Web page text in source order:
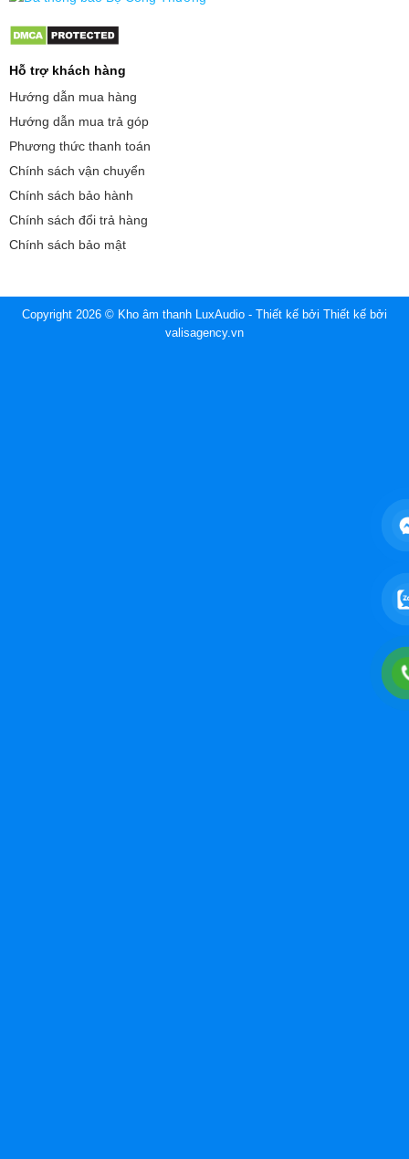
Hỗ trợ khách hàng
Hướng dẫn mua hàng
Hướng dẫn mua trả góp
Phương thức thanh toán
Chính sách vận chuyển
Chính sách bảo hành
Chính sách đổi trả hàng
Chính sách bảo mật
Copyright 2026 © Kho âm thanh LuxAudio - Thiết kế bởi Thiết kế bởi
valisagency.vn